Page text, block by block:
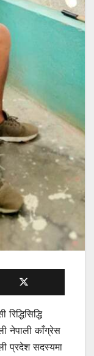
नेपाली काँग्रेस
प्रदेश सदस्यमा